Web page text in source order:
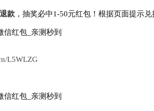
款 ，抽奖必中1-50元红包！根据页面提示
L5WLZG